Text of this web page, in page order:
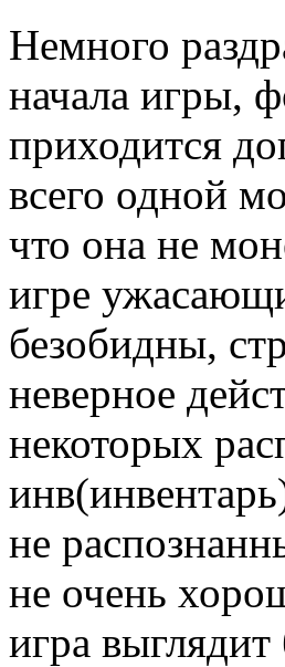
Немного
начала игры,
приходится
всего одной
что она не
игре
безобидны,
неверное
некоторых
не
не очень
игра